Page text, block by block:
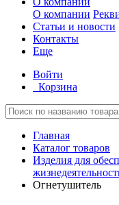
О компании
Статьи и новости
Контакты
Еще
Войти
Корзина
Главная
Каталог товаров
Изделия для
Огнетушитель